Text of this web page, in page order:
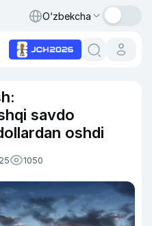
O‘zbekcha
savdo
oshdi
1050